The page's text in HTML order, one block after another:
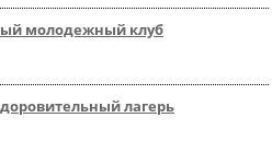
молодежный клуб
лагерь